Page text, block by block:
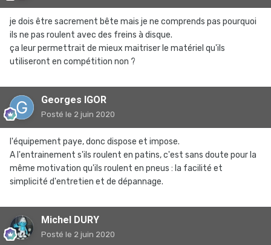
je dois être sacrement bête mais je ne comprends pas pourquoi
ils ne pas roulent avec des freins à disque.
ça leur permettrait de mieux maitriser le matériel qu'ils
utiliseront en compétition non ?
Georges IGOR
Posté le 2 juin 2020
l'équipement paye, donc dispose et impose.
A l'entrainement s'ils roulent en patins, c'est sans doute pour la
même motivation qu'ils roulent en pneus : la facilité et
simplicité d'entretien et de dépannage.
Michel DURY
Posté le 2 juin 2020